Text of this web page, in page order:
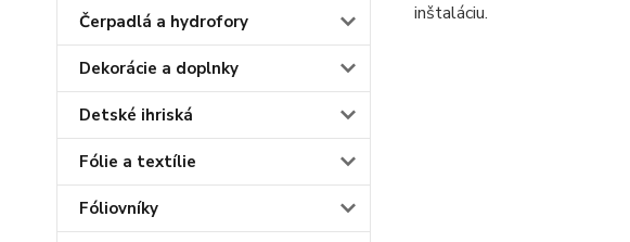
Čerpadlá a hydrofory
Dekorácie a doplnky
Detské ihriská
Fólie a textílie
Fóliovníky
inštaláciu.